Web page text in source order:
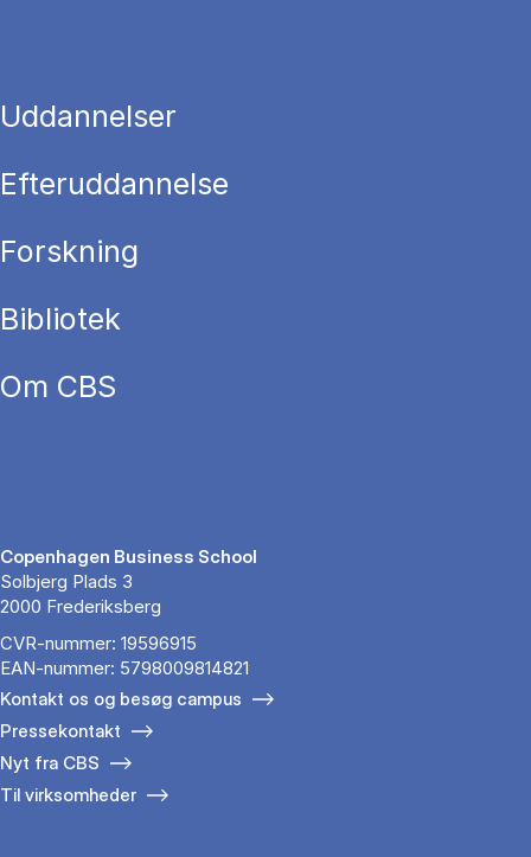
Uddannelser
Efteruddannelse
Forskning
Bibliotek
Om CBS
Copenhagen Business School
Solbjerg Plads 3
2000 Frederiksberg
CVR-nummer: 19596915
EAN-nummer: 5798009814821
Kontakt os og besøg campus
Pressekontakt
Nyt fra CBS
Til virksomheder